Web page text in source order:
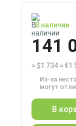
В наличии
141
≈ $1 734≈ €1
Из-за
могут
В